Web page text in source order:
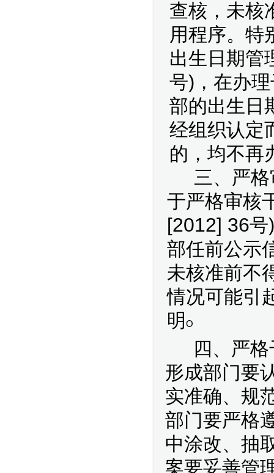
查核，未核
用程序。特
出生日期管
号) ，在办
部的出生日
经组织认定
的，均不再
三、严
于严格审核
[2012] 36号
部任前公示
未核准前不
情况可能引
明O
四、严
形成部门要
实准确、规
部门要严格
中涂改、抽
案要妥善管